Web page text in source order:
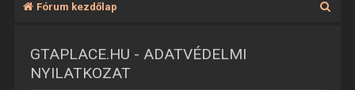
Fórum kezdőlap
GTAPLACE.HU - ADATVÉDELMI
NYILATKOZAT